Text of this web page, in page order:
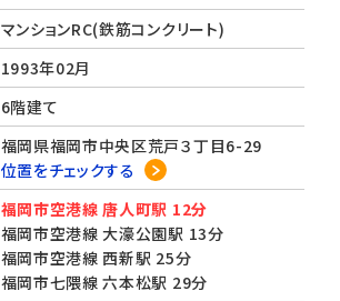
マンションRC(鉄筋コンクリート)
1993年02月
6階建て
福岡県福岡市中央区荒戸３丁目6-29
位置をチェックする
福岡市空港線 唐人町駅 12分
福岡市空港線 大濠公園駅 13分
福岡市空港線 西新駅 25分
福岡市七隈線 六本松駅 29分